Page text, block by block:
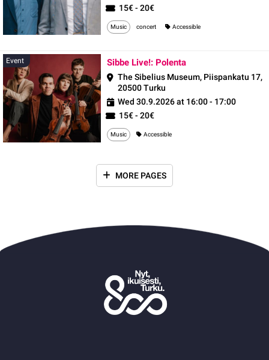
15€ - 20€
Music concert Accessible
Event Sibbe Live!: PolentaEvent
The Sibelius Museum, Piispankatu 17,
20500 Turku
Wed 30.9.2026 at 16:00 - 17:00
15€ - 20€
Music Accessible
MORE PAGES